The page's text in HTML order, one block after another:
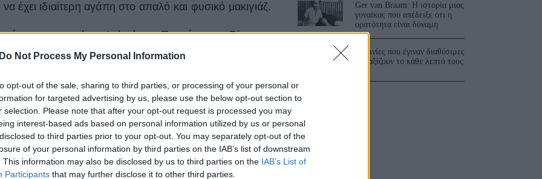
Do Not Process My Personal Information
opt-out of the sale, sharing to third parties, or processing of your personal or
for targeted advertising by us, please use the below opt-out section to
selection. Please note that after your opt-out request is processed you may
interest-based ads based on personal information utilized by us or personal
to third parties prior to your opt-out. You may separately opt-out of the
of your personal information by third parties on the IAB’s list of downstream
This information may also be disclosed by us to third parties on the IAB’s List of
Participants that may further disclose it to other third parties.
να έχει ιδιαίτερη αγάπη στο απαλό και φυσικό μακιγιάζ.
για το beauty look της ΠριγκίπισσαςDiana,
look, το οποίο δεν είχε δοκιμάσει στη μητέρα του
δεν ήταν άλλο από τις ψεύτικες βλεφαρίδες.
Ger van Braam: Η ιστορία μιας
γυναίκας που απέδειξε ότι η
ορατότητα είναι δύναμη
3 ταινίες που έγιναν διαθέσιμες
και αξίζουν το κάθε λεπτό τους